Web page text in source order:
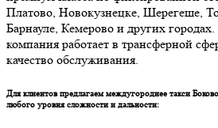
Платово, Новокузнецке, Шерегеше,
Барнауле, Кемерово и других
компания работает в трансферной
качество обслуживания.
Для клиентов предлагаем междугороднее такси
любого уровня сложности и дальности: